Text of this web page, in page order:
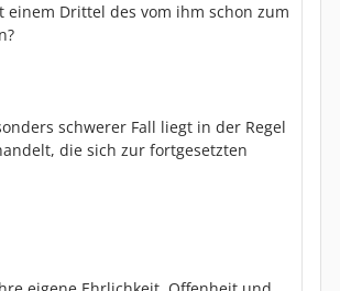
Drittel des vom ihm schon zum
schwerer Fall liegt in der Regel
die sich zur fortgesetzten